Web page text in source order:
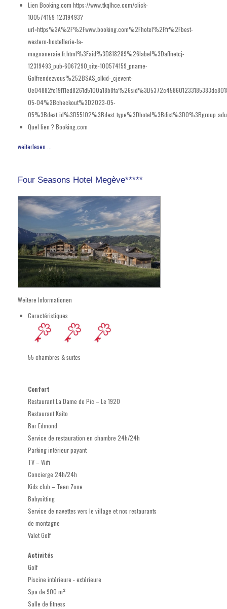
Lien Booking.com https://www.tkqlhce.com/click-
100574159-12319493?
url=https%3A%2F%2Fwww.booking.com%2Fhotel%2Ffr%2Fbest-
western-hostellerie-la-
magnaneraie.fr.html%3Faid%3D818289%26label%3Daffnetcj-
12319493_pub-6067290_site-100574159_pname-
Golfrendezvous%252BSAS_clkid-_cjevent-
05-04%3Bcheckout%3D2023-05-
Quel lien ? Booking.com
weiterlesen ...
Four Seasons Hotel Megève*****
Weitere Informationen
Caractéristiques
55 chambres & suites
Confort
Restaurant La Dame de Pic – Le 1920
Restaurant Kaito
Bar Edmond
Service de restauration en chambre 24h/24h
Parking intérieur payant
TV – Wifi
Concierge 24h/24h
Kids club – Teen Zone
Babysitting
Service de navettes vers le village et nos restaurants
de montagne
Valet Golf
Activités
Golf
Piscine intérieure - extérieure
Spa de 900 m²
Salle de fitness